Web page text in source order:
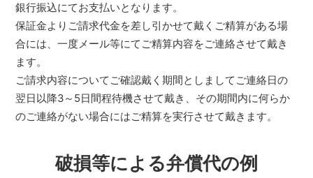
銀行振込にてお支払いとなります。
保証金よりご請求代金を差し引かせて戴くご精算がある場
合には、一度メール等にてご精算内容をご連絡させて戴き
ます。
ご請求内容についてご確認戴く期間としましてご連絡日の
翌日以降3～5日間程待機させて戴き、その期間内に何らか
のご連絡がない場合にはご精算を実行させて戴きます。
破損等による弁償代の例